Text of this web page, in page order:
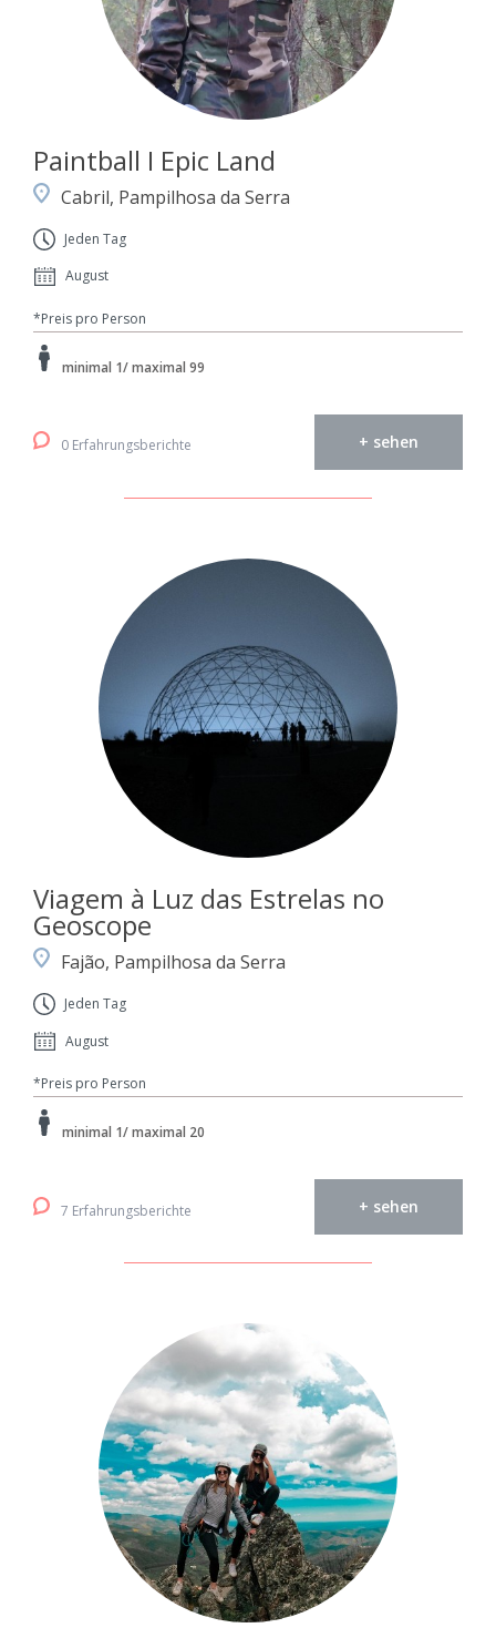
Paintball I Epic Land
Cabril, Pampilhosa da Serra
Jeden Tag
August
*Preis pro Person
minimal 1/ maximal 99
0 Erfahrungsberichte + sehen
Viagem à Luz das Estrelas no
Geoscope
Fajão, Pampilhosa da Serra
Jeden Tag
August
*Preis pro Person
minimal 1/ maximal 20
7 Erfahrungsberichte + sehen